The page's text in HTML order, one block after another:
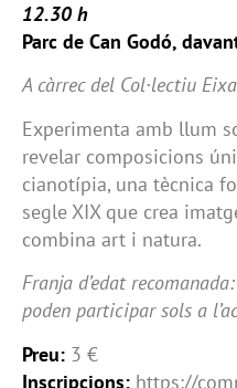
12.30 h
Parc de Can Godó,
A càrrec del Col·lectiu
Experimenta amb llum
revelar composicions
cianotípia, una tècnica
segle XIX que crea
combina art i natura.
Franja d’edat
poden participar sols a
Preu: 3 €
Inscripcions: https://